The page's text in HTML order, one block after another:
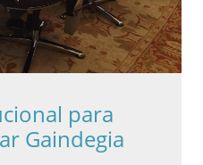
para
Gaindegia